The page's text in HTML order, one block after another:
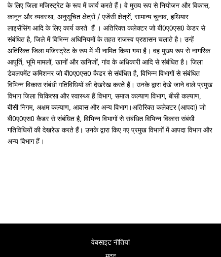
के लिए जिला मजिस्ट्रेट के रूप में कार्य करते हैं। वे मुख्य रूप से नियोजन और विकास,
कानून और व्यवस्था, अनुसूचित क्षेत्रों / एजेंसी क्षेत्रों, सामान्य चुनाव, हथियार
लाइसेंसिंग आदि के लिए कार्य करते हैं । अतिरिक्त कलेक्टर जो बी0ए0एस0 केडर से
संबंधित है, जिले में विभिन्न अधिनियमों के तहत राजस्व प्रशासन चलाते है। उन्हें
अतिरिक्त जिला मजिस्ट्रेट के रूप में भी नामित किया गया है। वह मुख्य रूप से नागरिक
आपूर्ति, भूमि मामलों, खानों और खनिजों, गांव के अधिकारी आदि से संबंधित है। जिला
डेवलपमेंट कमिशनर जो बी0ए0एस0 कैडर से संबंधित है, विभिन्न विभागों से संबंधित
विभिन्न विकास संबंधी गतिविधियों की देखरेख करते हैं। उनके द्वारा देखे जाने वाले प्रमुख
विभाग जिला चिकित्सा और स्वास्थ्य हैं विभाग, समाज कल्याण विभाग, बीसी कल्याण,
बीसी निगम, अक्षम कल्याण, आवास और अन्य विभाग।अतिरिक्त कलेक्टर (आपदा) जो
बी0ए0एस0 कैडर से संबंधित है, विभिन्न विभागों से संबंधित विभिन्न विकास संबंधी
गतिविधियों की देखरेख करते हैं। उनके द्वारा किए गए प्रमुख विभागों में आपदा विभाग और
अन्य विभाग हैं।
वेबसाइट नीतियां